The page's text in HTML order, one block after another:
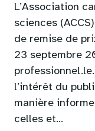
L’Association
sciences
de remise de
23 septembre
l’intérêt du
manière
celles et…